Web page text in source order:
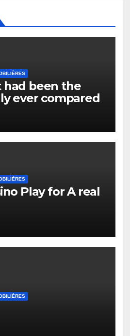
had been the
ever compared
actually?
Learners
Play for A real